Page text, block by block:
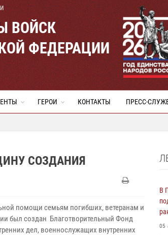
ВОЙСК
ФЕДЕРАЦИИ
ГЕРОИ КОНТАКТЫ ПРЕСС-
СОЗДАНИЯ
помощи семьям погибших, ветеранам и
был создан Благотворительный Фонд
дел, военнослужащих внутренних
В
05